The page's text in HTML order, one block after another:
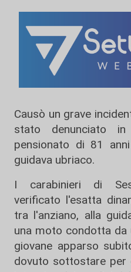
Causò un grave
stato denunciato
pensionato di 81
guidava ubriaco.
I carabinieri di
verificato l'esatta
tra l'anziano, alla
una moto condotta da
giovane apparso
dovuto sottostare per